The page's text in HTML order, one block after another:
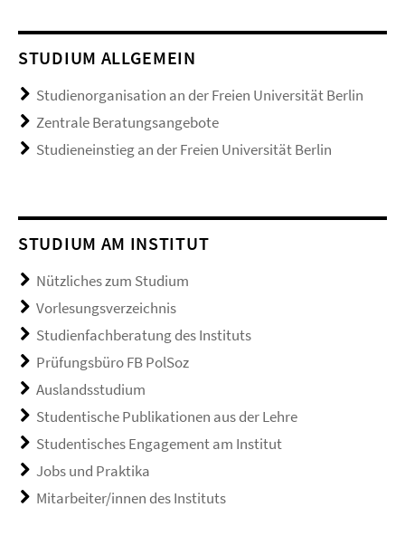
STUDIUM ALLGEMEIN
Studienorganisation an der Freien Universität Berlin
Zentrale Beratungsangebote
Studieneinstieg an der Freien Universität Berlin
STUDIUM AM INSTITUT
Nützliches zum Studium
Vorlesungsverzeichnis
Studienfachberatung des Instituts
Prüfungsbüro FB PolSoz
Auslandsstudium
Studentische Publikationen aus der Lehre
Studentisches Engagement am Institut
Jobs und Praktika
Mitarbeiter/innen des Instituts